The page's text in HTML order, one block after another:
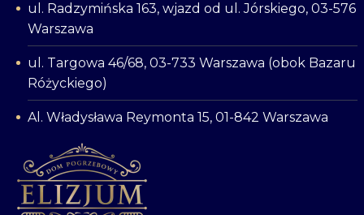
ul. Radzymińska 163, wjazd od ul. Jórskiego, 03-576
Warszawa
ul. Targowa 46/68, 03-733 Warszawa (obok Bazaru
Różyckiego)
Al. Władysława Reymonta 15, 01-842 Warszawa